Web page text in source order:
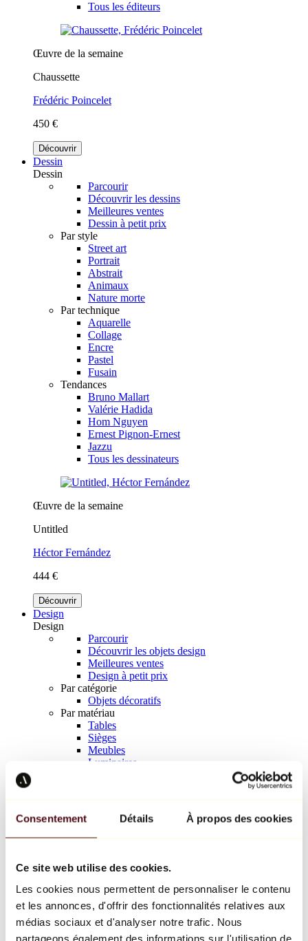
Consentement Détails À propos des cookies
Ce site web utilise des cookies.
Les cookies nous permettent de personnaliser le contenu
et les annonces, d'offrir des fonctionnalités relatives aux
médias sociaux et d'analyser notre trafic. Nous
partageons également des informations sur l'utilisation de
Tous les éditeurs
Œuvre de la semaine
Chaussette
Frédéric Poincelet
450 €
Découvrir
Dessin
Dessin
Parcourir
Découvrir les dessins
Meilleures ventes
Dessin à petit prix
Par style
Street art
Portrait
Abstrait
Animaux
Nature morte
Par technique
Aquarelle
Collage
Encre
Pastel
Fusain
Tendances
Bruno Mallart
Valérie Hadida
Hom Nguyen
Ernest Pignon-Ernest
Jazzu
Tous les dessinateurs
Œuvre de la semaine
Untitled
Héctor Fernández
444 €
Découvrir
Design
Design
Parcourir
Découvrir les objets design
Meilleures ventes
Design à petit prix
Par catégorie
Objets décoratifs
Par matériau
Tables
Sièges
Meubles
Luminaires
Richard Orlinski
Keith Haring
Jeff Koons
Jean-Michel Basquiat
Tous les designers
Œuvre de la semaine